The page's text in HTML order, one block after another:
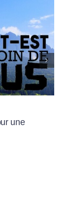
premier